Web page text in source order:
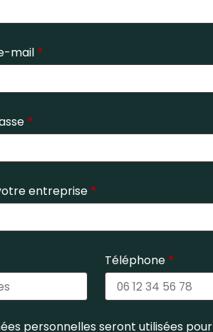
mail *
*
entreprise *
Téléphone *
personnelles seront utilisées pour